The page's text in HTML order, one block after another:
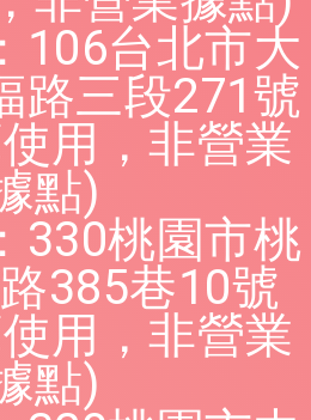
106台北市大
路三段271號
用，非營業
點)
330桃園市桃
385巷10號
用，非營業
點)